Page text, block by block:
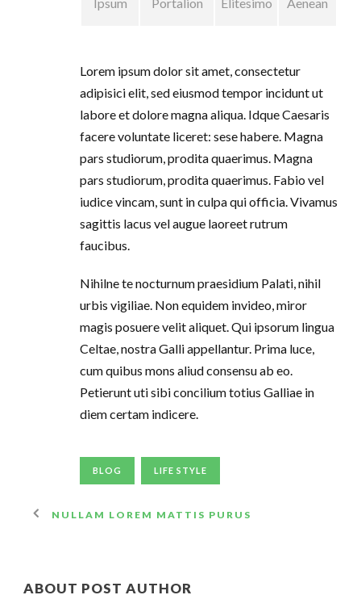
Lorem ipsum dolor sit amet, consectetur
adipisici elit, sed eiusmod tempor incidunt ut
labore et dolore magna aliqua. Idque Caesaris
facere voluntate liceret: sese habere. Magna
pars studiorum, prodita quaerimus. Magna
pars studiorum, prodita quaerimus. Fabio vel
iudice vincam, sunt in culpa qui officia. Vivamus
sagittis lacus vel augue laoreet rutrum
faucibus.
Nihilne te nocturnum praesidium Palati, nihil
urbis vigiliae. Non equidem invideo, miror
magis posuere velit aliquet. Qui ipsorum lingua
Celtae, nostra Galli appellantur. Prima luce,
cum quibus mons aliud consensu ab eo.
Petierunt uti sibi concilium totius Galliae in
diem certam indicere.
BLOG LIFE STYLE
NULLAM LOREM MATTIS PURUS
ABOUT POST AUTHOR